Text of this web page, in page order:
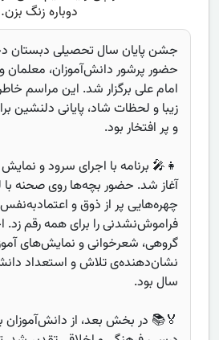
جشن پایان سال تحصیلی دبستان
حضور پرشور دانش‌آموزان، معلمان
امام علی برگزار شد. این مراسم
زیبا و لحظات شاد، پایانی دلنشین
و پر افتخار بود.
👧🎤 برنامه با اجرای سرود و
آغاز شد. حضور بچه‌ها روی صحنه با
چهره‌هایی پر از ذوق و
فراموش‌نشدنی را برای همه رقم زد.
گروهی، شعرخوانی و نمایش‌های
نشان‌دهنده‌ی تلاش و استعداد
سال بود.
🏅📚 در بخش بعد، از دانش‌آموزان